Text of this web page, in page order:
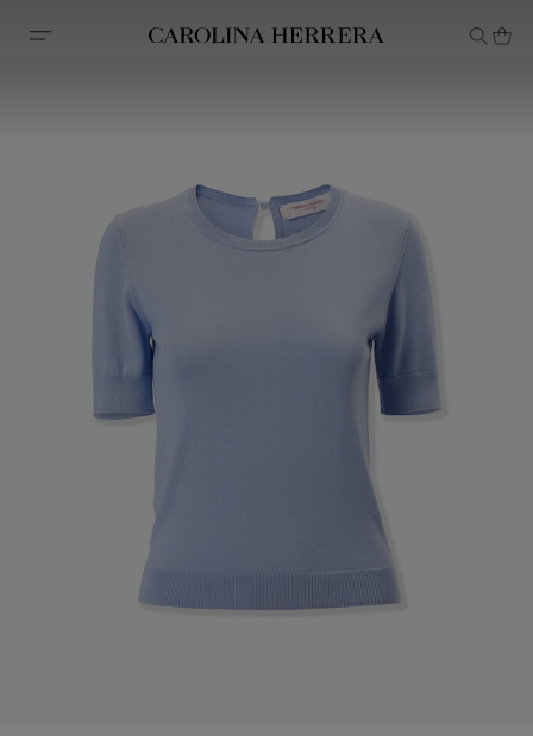
Erklärung zur Barrierefreiheit (Link)